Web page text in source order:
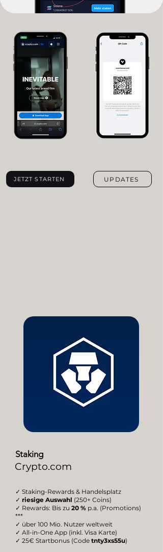
JETZT STARTEN UPDATES
Staking
Crypto.com
✓ Staking-Rewards & Handelsplatz
✓ riesige Auswahl (250+ Coins)
✓ Rewards: Bis zu 20 % p.a. (Promotions)
***
✓ über 100 Mio. Nutzer weltweit
✓ All-in-One App (inkl. Visa Karte)
✓ 25€ Startbonus (Code tnty3xs55u)